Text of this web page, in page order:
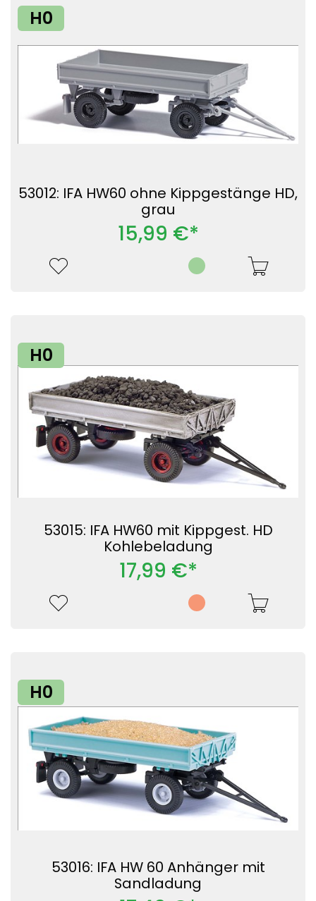
H0
53012: IFA HW60 ohne Kippgestänge HD,
grau
15,99 €*
H0
53015: IFA HW60 mit Kippgest. HD
Kohlebeladung
17,99 €*
H0
53016: IFA HW 60 Anhänger mit
Sandladung